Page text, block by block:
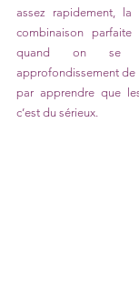
assez rapidement,
combinaison
quand on se
approfondissement de
par apprendre que
c’est du sérieux.